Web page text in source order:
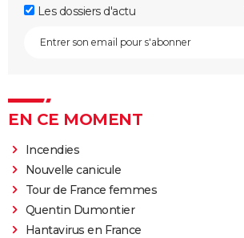
Les dossiers d'actu
EN CE MOMENT
Incendies
Nouvelle canicule
Tour de France femmes
Quentin Dumontier
Hantavirus en France